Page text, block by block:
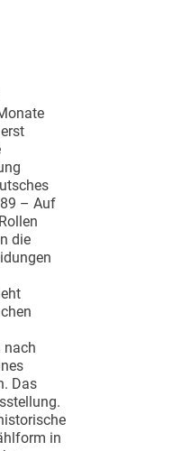
– Auf
die
nach
Das
in